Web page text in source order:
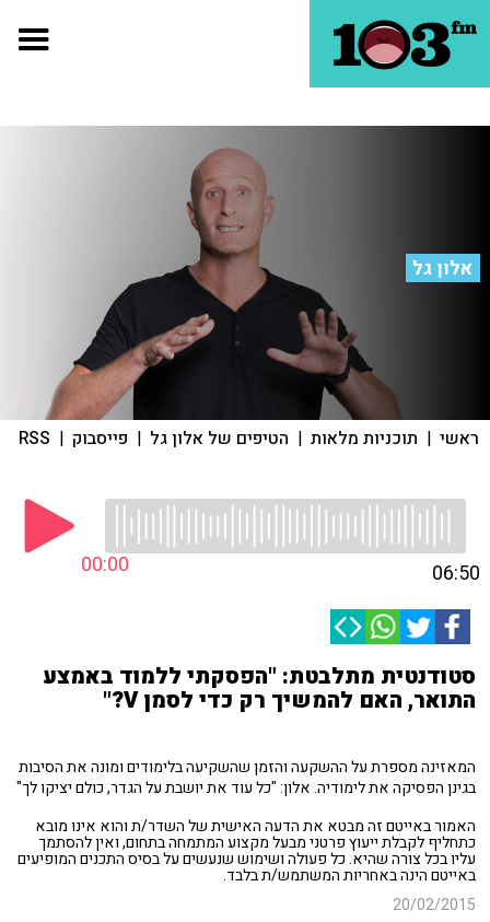
אלון גל
ראשי | תוכניות מלאות | הטיפים של אלון גל | פייסבוק |
RSS
00:00 06:50
סטודנטית מתלבטת: "הפסקתי ללמוד באמצע
התואר, האם להמשיך רק כדי לסמן V?"
המאזינה מספרת על ההשקעה והזמן שהשקיעה בלימודים ומונה את הסיבות
בגינן הפסיקה את לימודיה. אלון: "כל עוד את יושבת על הגדר, כולם יציקו לך"
האמור באייטם זה מבטא את הדעה האישית של השדר/ת והוא אינו מובא
כתחליף לקבלת ייעוץ פרטני מבעל מקצוע המתמחה בתחום, ואין להסתמך
עליו בכל צורה שהיא. כל פעולה ושימוש שנעשים על בסיס התכנים המופיעים
באייטם הינה באחריות המשתמש/ת בלבד.
20/02/2015